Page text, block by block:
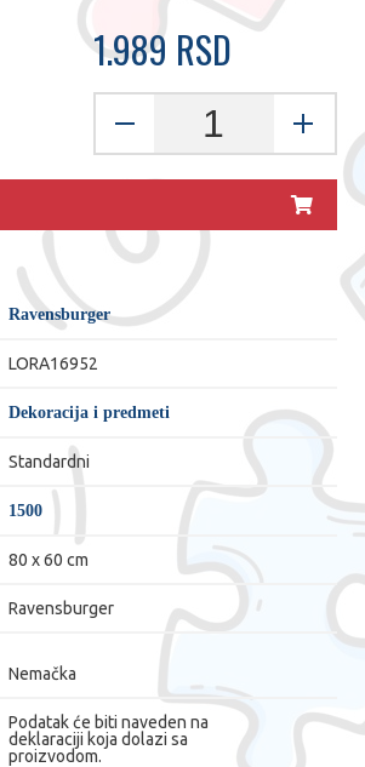
1.989 RSD
Ravensburger
LORA16952
Dekoracija i predmeti
Standardni
1500
80 x 60 cm
Ravensburger
Nemačka
Podatak će biti naveden na
deklaraciji koja dolazi sa
proizvodom.